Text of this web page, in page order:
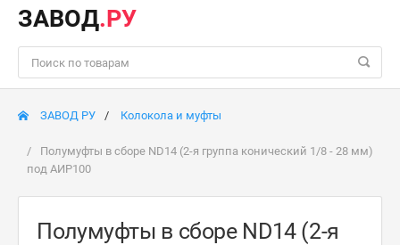
ЗАВОД.РУ
ЗАВОД РУ Колокола и муфты
Полумуфты в сборе ND14 (2-я группа конический 1/8 - 28 мм)
под АИР100
Полумуфты в сборе ND14 (2-я